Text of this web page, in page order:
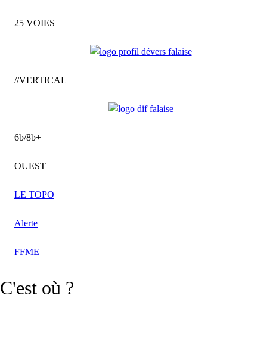
25 VOIES
//VERTICAL
6b/8b+
OUEST
LE TOPO
Alerte
FFME
C'est où ?